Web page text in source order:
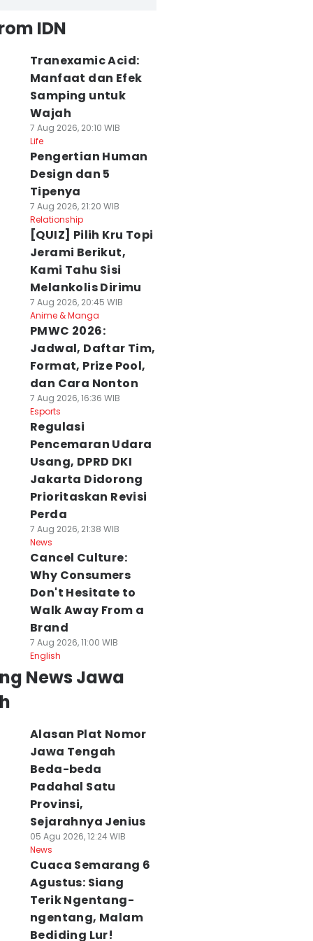
IDN
Tranexamic Acid:
Manfaat dan Efek
Samping untuk
Wajah
7 Aug 2026, 20:10 WIB
Life
Pengertian Human
Design dan 5
Tipenya
7 Aug 2026, 21:20 WIB
Relationship
[QUIZ] Pilih Kru Topi
Jerami Berikut,
Kami Tahu Sisi
Melankolis Dirimu
7 Aug 2026, 20:45 WIB
Anime & Manga
PMWC 2026:
Jadwal, Daftar Tim,
Format, Prize Pool,
dan Cara Nonton
7 Aug 2026, 16:36 WIB
Esports
Regulasi
Pencemaran Udara
Usang, DPRD DKI
Jakarta Didorong
Prioritaskan Revisi
Perda
7 Aug 2026, 21:38 WIB
News
Cancel Culture:
Why Consumers
Don't Hesitate to
Walk Away From a
Brand
7 Aug 2026, 11:00 WIB
English
News Jawa
Alasan Plat Nomor
Jawa Tengah
Beda-beda
Padahal Satu
Provinsi,
Sejarahnya Jenius
05 Agu 2026, 12:24 WIB
News
Cuaca Semarang 6
Agustus: Siang
Terik Ngentang-
ngentang, Malam
Bediding Lur!